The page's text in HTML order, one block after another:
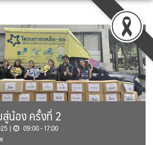
น้อง ครั้งที่ 2
|
09:00 - 17:00